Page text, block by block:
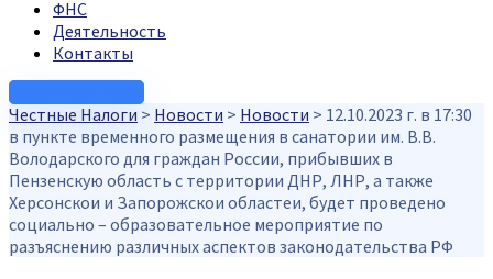
ФНС
Деятельность
Контакты
Честные Налоги > Новости > Новости > 12.10.2023 г. в 17:30
в пункте временного размещения в санатории им. В.В.
Володарского для граждан России, прибывших в
Пензенскую область с территории‌ ДНР, ЛНР, а также
Херсонскои‌ и Запорожскои‌ областеи‌, будет проведено
социально – образовательное мероприятие по
разъяснению различных аспектов законодательства РФ